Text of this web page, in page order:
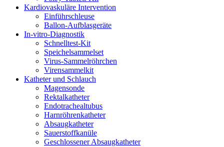
Kardiovaskuläre Intervention
Einführschleuse
Ballon-Aufblasgeräte
In-vitro-Diagnostik
Schnelltest-Kit
Speichelsammelset
Virus-Sammelröhrchen
Virensammelkit
Katheter und Schlauch
Magensonde
Rektalkatheter
Endotrachealtubus
Harnröhrenkatheter
Absaugkatheter
Sauerstoffkanüle
Geschlossener Absaugkatheter